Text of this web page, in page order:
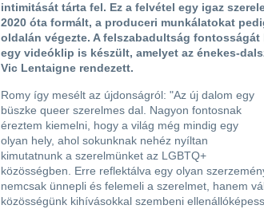
intimitását tárta fel. Ez a felvétel egy igaz
2020 óta formált, a produceri munkálatokat
oldalán végezte. A felszabadultság fontosságát
egy videóklip is készült, amelyet az énekes-
Vic Lentaigne rendezett.
Romy így mesélt az újdonságról: "Az új dalom egy
büszke queer szerelmes dal. Nagyon fontosnak
éreztem kiemelni, hogy a világ még mindig egy
olyan hely, ahol sokunknak nehéz nyíltan
kimutatnunk a szerelmünket az LGBTQ+
közösségben. Erre reflektálva egy olyan
nemcsak ünnepli és felemeli a szerelmet, hanem
közösségünk kihívásokkal szembeni